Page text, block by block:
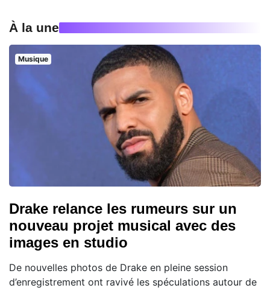
À la une
Musique
Drake relance les rumeurs sur un
nouveau projet musical avec des
images en studio
De nouvelles photos de Drake en pleine session
d’enregistrement ont ravivé les spéculations autour de